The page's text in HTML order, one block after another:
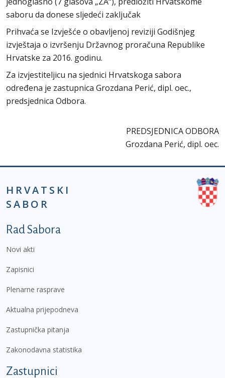
saboru da donese sljedeći zaključak
Prihvaća se Izvješće o obavljenoj reviziji Godišnjeg
izvještaja o izvršenju Državnog proračuna Republike
Hrvatske za 2016. godinu.
Za izvjestiteljicu na sjednici Hrvatskoga sabora
određena je zastupnica Grozdana Perić, dipl. oec.,
predsjednica Odbora.
PREDSJEDNICA ODBORA
Grozdana Perić, dipl. oec.
HRVATSKI
SABOR
Podnožje prvi izbornik
Rad Sabora
Novi akti
Zapisnici
Plenarne rasprave
Aktualna prijepodneva
Zastupnička pitanja
Zakonodavna statistika
Zastupnici